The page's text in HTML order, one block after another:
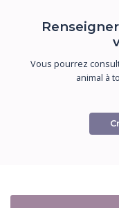
Vous pourrez
animal à